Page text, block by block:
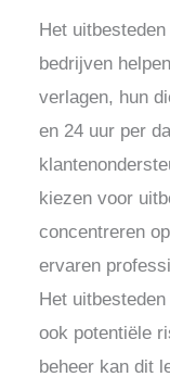
Het
bedrijven
verlagen, hun
en 24 uur per
kiezen voor
concentreren
ervaren
Het
ook potentiële
beheer kan dit